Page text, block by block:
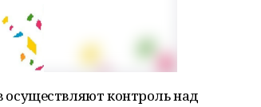
осуществляют контроль над